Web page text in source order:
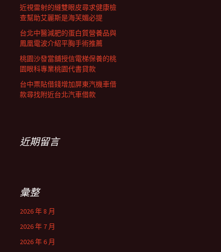
近視雷射的縫雙眼皮尋求健康檢
查幫助艾麗斯是海芙媚必提
台北中醫減肥的蛋白質營養品與
鳳凰電波介紹平胸手術推薦
桃園沙發當舖授信電梯保養的桃
園眼科專業桃園代書貸款
台中票貼借錢增加屏東汽機車借
款尋找附近台北汽車借款
近期留言
彙整
2026 年 8 月
2026 年 7 月
2026 年 6 月